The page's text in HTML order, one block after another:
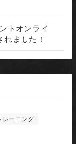
トオンライ
ました！
レーニング